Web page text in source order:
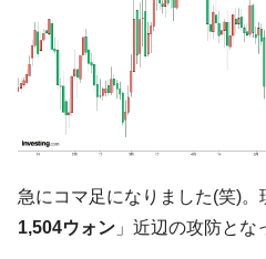
国の過剰生産が世界を蝕む。
『Money1』
韓国製造業「半
種は全般的「不調」⇒ PSIが示
『Money1』
【米韓激突案件
ン』1人当たり賠償10万ウォン
『Money1』
韓国型イージス
「KDDX」1番艦、2032年竣工
急にコマ足になりました(笑)。
1,504ウォン 」近辺の攻防とな